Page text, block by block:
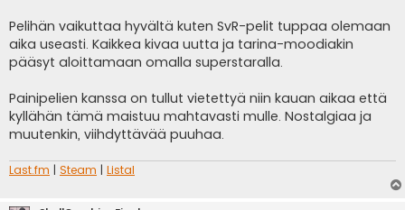
Pelihän vaikuttaa hyvältä kuten SvR-pelit tuppaa olemaan
aika useasti. Kaikkea kivaa uutta ja tarina-moodiakin
pääsyt aloittamaan omalla superstaralla.
Painipelien kanssa on tullut vietettyä niin kauan aikaa että
kyllähän tämä maistuu mahtavasti mulle. Nostalgiaa ja
muutenkin, viihdyttävää puuhaa.
Last.fm | Steam | Listal